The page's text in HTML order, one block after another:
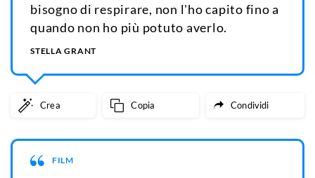
bisogno di respirare, non l'ho capito fino a
quando non ho più potuto averlo.
STELLA GRANT
Crea Copia Condividi
FILM